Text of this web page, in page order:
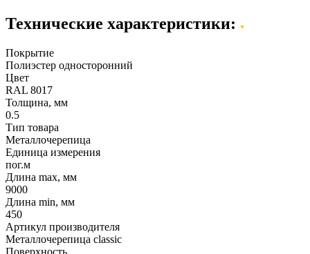
Технические характеристики:
Покрытие
Полиэстер односторонний
Цвет
RAL 8017
Толщина, мм
0.5
Тип товара
Металлочерепица
Единица измерения
пог.м
Длина max, мм
9000
Длина min, мм
450
Артикул производителя
Металлочерепица classic
Поверхность